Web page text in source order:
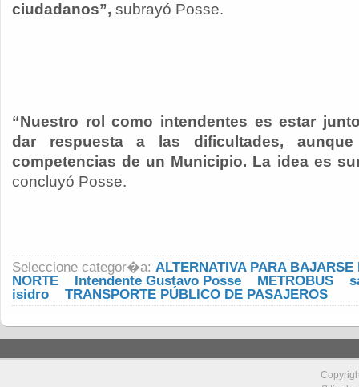
ciudadanos”, subrayó Posse.
“Nuestro rol como intendentes es estar
dar respuesta a las dificultades,
competencias de un Municipio. La idea es
concluyó Posse.
Seleccione categor�a: ALTERNATIVA PARA BAJARSE
NORTE
Intendente Gustavo Posse METROBUS
isidro
TRANSPORTE PÚBLICO DE PASAJEROS